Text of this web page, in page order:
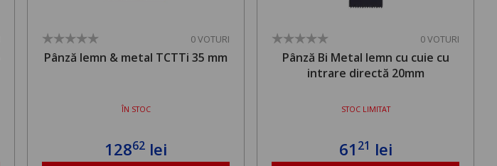
0 VOTURI
Pânză lemn & metal TCTTi 35 mm
ÎN STOC
12862 lei
0 VOTURI
Pânză Bi Metal lemn cu cuie cu
intrare directă 20mm
STOC LIMITAT
61 21 lei